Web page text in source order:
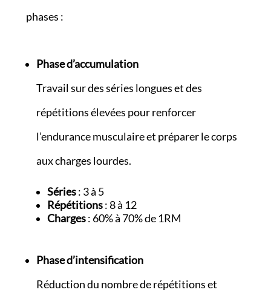
phases :
Phase d’accumulation
Travail sur des séries longues et des
répétitions élevées pour renforcer
l’endurance musculaire et préparer le corps
aux charges lourdes.
Séries: 3 à 5
Répétitions: 8 à 12
Charges: 60% à 70% de 1RM
Phase d’intensification
Réduction du nombre de répétitions et